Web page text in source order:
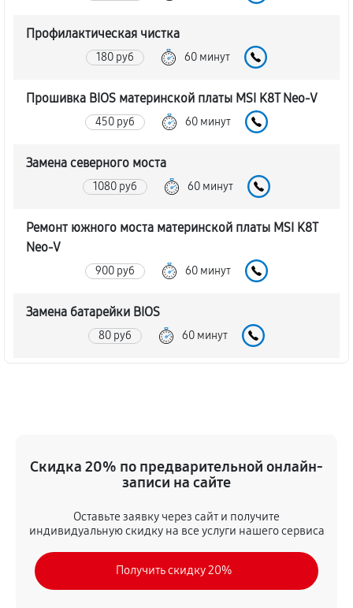
Профилактическая чистка
180 руб 60 минут
Прошивка BIOS материнской платы MSI K8T Neo-V
450 руб 60 минут
Замена северного моста
1080 руб 60 минут
Ремонт южного моста материнской платы MSI K8T
Neo-V
900 руб 60 минут
Замена батарейки BIOS
80 руб 60 минут
Скидка 20% по предварительной онлайн-
записи на сайте
Оставьте заявку через сайт и получите
индивидуальную скидку на все услуги нашего сервиса
Получить скидку 20%